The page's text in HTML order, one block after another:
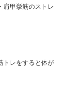
肩甲挙筋のストレ
トレをすると体が